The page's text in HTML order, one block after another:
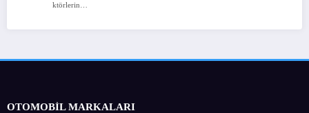
ktörlerin…
OTOMOBİL MARKALARI